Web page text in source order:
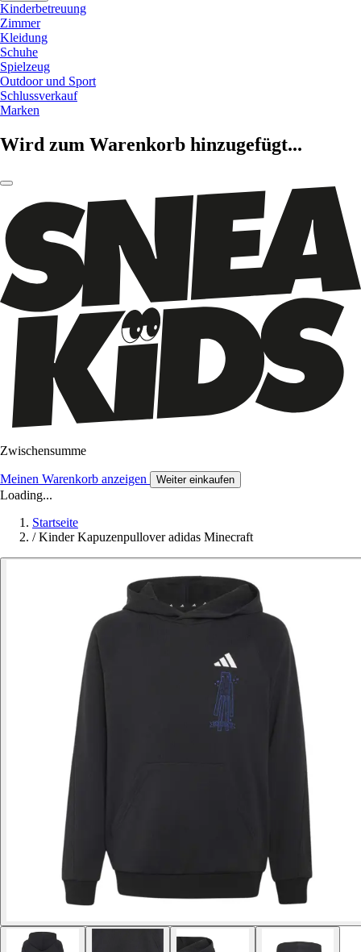
Kinderbetreuung
Zimmer
Kleidung
Schuhe
Spielzeug
Outdoor und Sport
Schlussverkauf
Marken
Wird zum Warenkorb hinzugefügt...
Zwischensumme
Meinen Warenkorb anzeigen Weiter einkaufen
Loading...
Startseite
/ Kinder Kapuzenpullover adidas Minecraft